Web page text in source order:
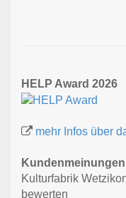
HELP Award 2026
mehr Infos über
Kundenmeinungen
Kulturfabrik
bewerten